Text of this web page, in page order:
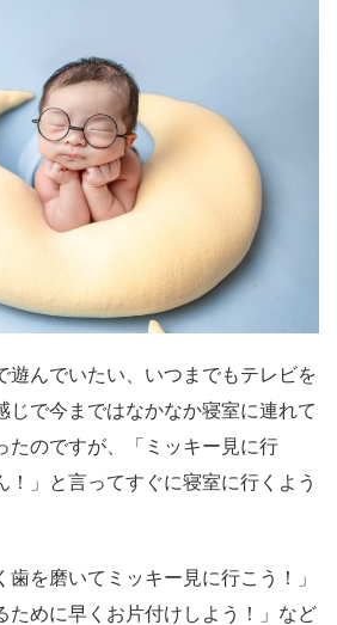
遊んでいたい、いつまでもテレビを
じで今まではなかなか寝室に連れて
たのですが、「ミッキー見に行
！」と言ってすぐに寝室に行くよう
歯を磨いてミッキー見に行こう！」
ために早くお片付けしよう！」など